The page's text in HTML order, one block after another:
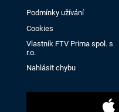
Podmínky užívání
Cookies
Vlastník FTV Prima spol. s
r.o.
Nahlásit chybu